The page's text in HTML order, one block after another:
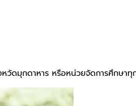
ดมุกดาหาร หรือหน่วยจัดการศึกษาทุ